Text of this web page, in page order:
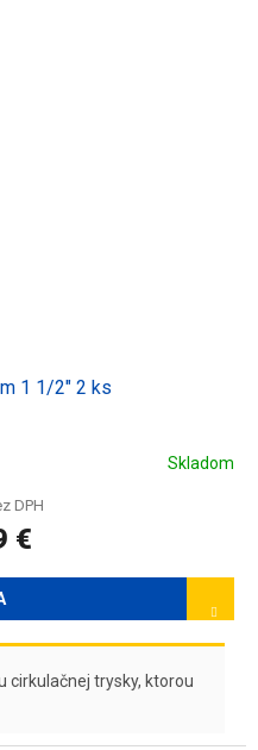
1 1/2" 2 ks
Skladom
DPH
€
cirkulačnej trysky, ktorou